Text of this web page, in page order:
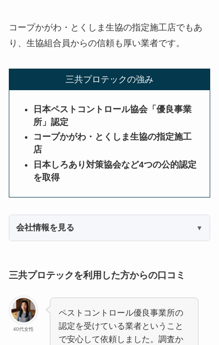
コープかがわ・とくしま生協の指定施工店でもあ
り、生協組合員からの信頼も厚い業者です。
三共プロテックの強み
日本ペストコントロール協会「優良事業
所」認定
コープかがわ・とくしま生協の指定施工
店
日本しろあり対策協会など4つの公的認定
を取得
会社情報を見る
三共プロテックを利用した方からの口コミ
40代女性
ペストコントロール優良事業所の
認定を受けている業者ということ
で安心して依頼しました。調査か